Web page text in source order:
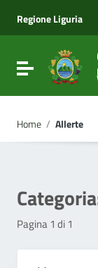
Vai al menu di
Vai al footer
Regione Liguria
Attiva /
Home / Allerte
Pagina 1 di 1